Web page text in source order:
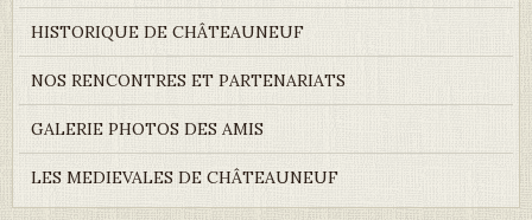
HISTORIQUE DE CHÂTEAUNEUF
NOS RENCONTRES ET PARTENARIATS
GALERIE PHOTOS DES AMIS
LES MEDIEVALES DE CHÂTEAUNEUF